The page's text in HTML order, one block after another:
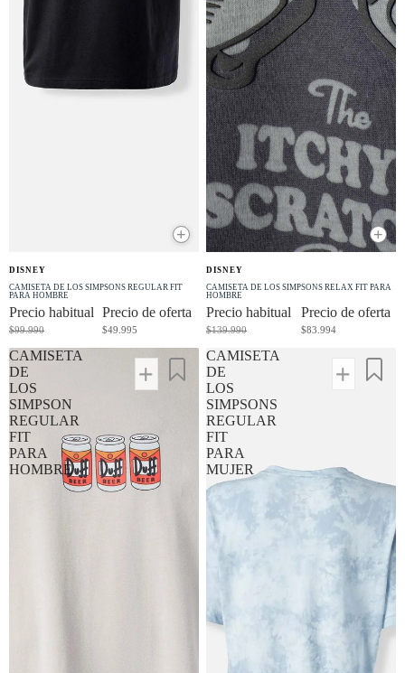
-50% OFF
+
DISNEY
CAMISETA DE LOS SIMPSONS REGULAR FIT
PARA HOMBRE
Precio de oferta
$49.995
Precio habitual
$99.990
-40% OFF
+
DISNEY
CAMISETA DE LOS SIMPSONS RELAX FIT PARA
HOMBRE
Precio de oferta
$83.994
Precio habitual
$139.990
CAMISETA
DE
LOS
SIMPSON
REGULAR
FIT
PARA
HOMBRE
CAMISETA
DE
LOS
SIMPSONS
REGULAR
FIT
PARA
MUJER